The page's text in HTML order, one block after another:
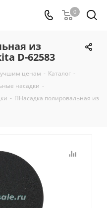
0
из
D-62583
ценам - Каталог -
насадки -
- ПНасадка полировальная из